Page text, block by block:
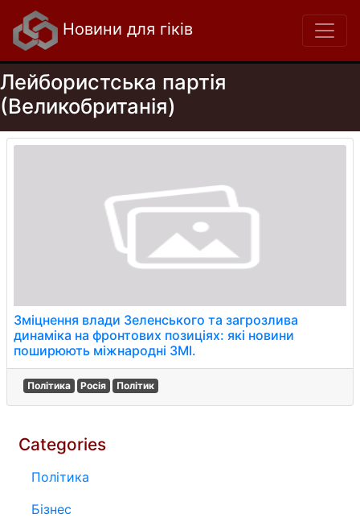
Новини для гіків
Лейбористська партія
(Великобританія)
Зміцнення влади Зеленського та загрозлива
динаміка на фронтових позиціях: які новини
поширюють міжнародні ЗМІ.
Політика Росія Політик
Categories
Політика
Бізнес